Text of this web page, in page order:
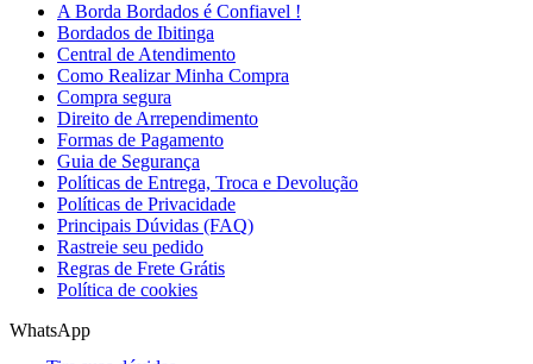
A Borda Bordados é Confiavel !
Bordados de Ibitinga
Central de Atendimento
Como Realizar Minha Compra
Compra segura
Direito de Arrependimento
Formas de Pagamento
Guia de Segurança
Políticas de Entrega, Troca e Devolução
Políticas de Privacidade
Principais Dúvidas (FAQ)
Rastreie seu pedido
Regras de Frete Grátis
Política de cookies
WhatsApp